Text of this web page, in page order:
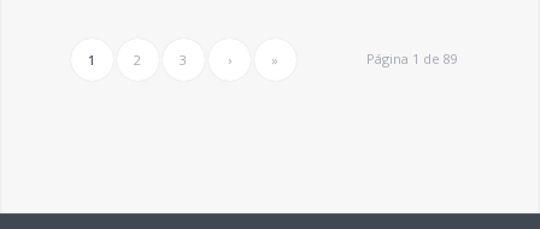
Página 1 de 89
1 2 3 › »